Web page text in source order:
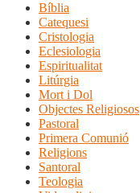
Bíblia
Catequesi
Cristologia
Eclesiologia
Espiritualitat
Litúrgia
Mort i Dol
Objectes Religiosos
Pastoral
Primera Comunió
Religions
Santoral
Teologia